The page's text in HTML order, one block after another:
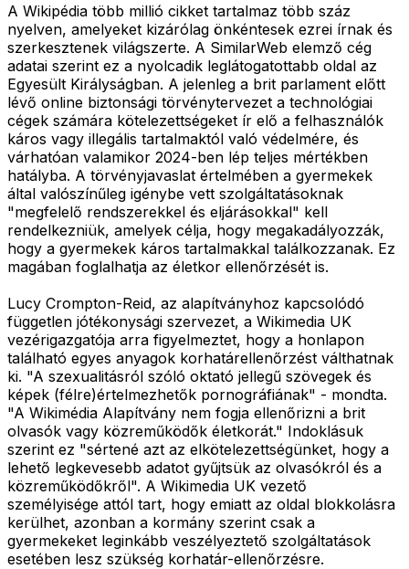
A Wikipédia több millió cikket tartalmaz több száz
nyelven, amelyeket kizárólag önkéntesek ezrei írnak és
szerkesztenek világszerte. A SimilarWeb elemző cég
adatai szerint ez a nyolcadik leglátogatottabb oldal az
Egyesült Királyságban. A jelenleg a brit parlament előtt
lévő online biztonsági törvénytervezet a technológiai
cégek számára kötelezettségeket ír elő a felhasználók
káros vagy illegális tartalmaktól való védelmére, és
várhatóan valamikor 2024-ben lép teljes mértékben
hatályba. A törvényjavaslat értelmében a gyermekek
által valószínűleg igénybe vett szolgáltatásoknak
"megfelelő rendszerekkel és eljárásokkal" kell
rendelkezniük, amelyek célja, hogy megakadályozzák,
hogy a gyermekek káros tartalmakkal találkozzanak. Ez
magában foglalhatja az életkor ellenőrzését is.
Lucy Crompton-Reid, az alapítványhoz kapcsolódó
független jótékonysági szervezet, a Wikimedia UK
vezérigazgatója arra figyelmeztet, hogy a honlapon
található egyes anyagok korhatárellenőrzést válthatnak
ki. "A szexualitásról szóló oktató jellegű szövegek és
képek (félre)értelmezhetők pornográfiának" - mondta.
"A Wikimédia Alapítvány nem fogja ellenőrizni a brit
olvasók vagy közreműködők életkorát." Indoklásuk
szerint ez "sértené azt az elkötelezettségünket, hogy a
lehető legkevesebb adatot gyűjtsük az olvasókról és a
közreműködőkről". A Wikimedia UK vezető
személyisége attól tart, hogy emiatt az oldal blokkolásra
kerülhet, azonban a kormány szerint csak a
gyermekeket leginkább veszélyeztető szolgáltatások
esetében lesz szükség korhatár-ellenőrzésre.